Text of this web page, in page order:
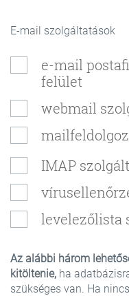
E-mail szolgáltatások
e-mail
felület
webmail
IMAP
levelezőlista
Az alábbi három
kitöltenie, ha
szükséges van. Ha